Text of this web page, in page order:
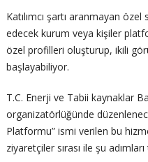
Katılımcı şartı aranmayan
edecek kurum veya kişiler
özel profilleri oluşturup, ikili
başlayabiliyor.
T.C. Enerji ve Tabii kaynaklar
organizatörlüğünde
Platformu” ismi verilen bu
ziyaretçiler sırası ile şu